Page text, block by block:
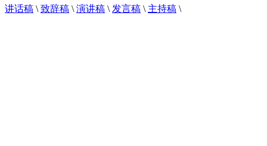
讲话稿 \ 致辞稿 \ 演讲稿 \ 发言稿 \ 主持稿 \